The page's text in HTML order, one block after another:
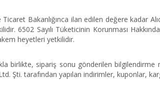
Bakanlığınca ilan edilen değere kadar
6502 Sayılı Tüketicinin Korunması
heyetleri yetkilidir.
birlikte, sipariş sonu gönderilen
Şti. tarafından yapılan indirimler, kuponlar,